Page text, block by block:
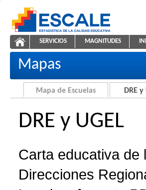
ESCALE - Unidad de
Carta educativa de DRE y UGEL
NAVEGACIÓN
SERVICIOS MAGNITUDES
Mapas
Mapa de Escuelas DRE y
DRE y UGEL
Carta educativa de
Direcciones